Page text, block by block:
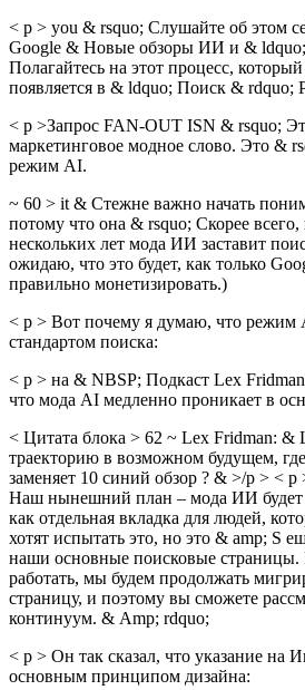
< p > you & rsquo; Слушайте об этом
Google & Новые обзоры ИИ и &
Полагайтесь на этот процесс,
появляется в & ldquo; Поиск & rdquo;
< p >Запрос FAN-OUT ISN & rsquo;
маркетинговое модное слово. Это &
режим AI.
~ 60 > it & Стежне важно начать
потому что она & rsquo; Скорее
нескольких лет мода ИИ заставит
ожидаю, что это будет, как только
правильно монетизировать.)
< p > Вот почему я думаю, что режим
стандартом поиска:
< p > на & NBSP; Подкаст Lex
что мода AI медленно проникает в
< Цитата блока > 62 ~ Lex Fridman: &
траекторию в возможном будущем,
заменяет 10 синий обзор ? & >/p > <
Наш нынешний план – мода ИИ будет
как отдельная вкладка для людей,
хотят испытать это, но это & ​​amp; S
наши основные поисковые страницы.
работать, мы будем продолжать
страницу, и поэтому вы сможете
континуум. & Amp; rdquo;
< p > Он так сказал, что указание на
основным принципом дизайна: